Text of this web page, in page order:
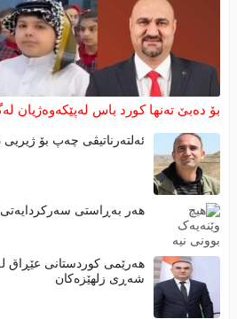
بۆ دەبێ تەنها کورد باس لەپێکەوەژیان
ئەلتەرناتیڤی چەپ بۆ
هەر بەڕاستی
هەرێمی كوردستانی عێڕاق
شەڕی زلهێزەكان